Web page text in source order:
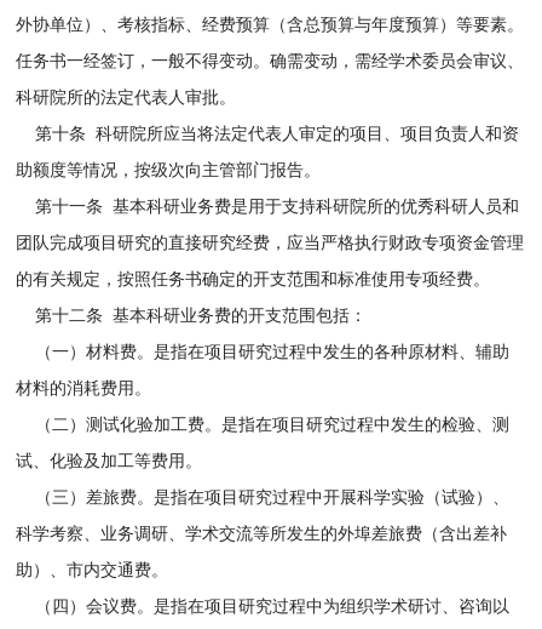
外协单位）、考核指标、经费预算（含总预算与年度预算）等要素。
任务书一经签订，一般不得变动。确需变动，需经学术委员会审议、
科研院所的法定代表人审批。
第十条 科研院所应当将法定代表人审定的项目、项目负责人和资
助额度等情况，按级次向主管部门报告。
第十一条 基本科研业务费是用于支持科研院所的优秀科研人员和
团队完成项目研究的直接研究经费，应当严格执行财政专项资金管理
的有关规定，按照任务书确定的开支范围和标准使用专项经费。
第十二条 基本科研业务费的开支范围包括：
（一）材料费。是指在项目研究过程中发生的各种原材料、辅助
材料的消耗费用。
（二）测试化验加工费。是指在项目研究过程中发生的检验、测
试、化验及加工等费用。
（三）差旅费。是指在项目研究过程中开展科学实验（试验）、
科学考察、业务调研、学术交流等所发生的外埠差旅费（含出差补
助）、市内交通费。
（四）会议费。是指在项目研究过程中为组织学术研讨、咨询以